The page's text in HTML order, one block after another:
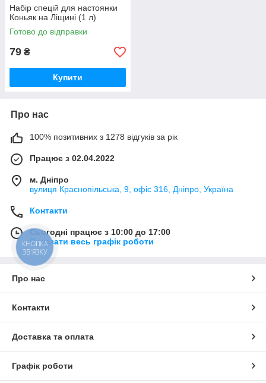
Набір спецій для настоянки
Коньяк на Ліщині (1 л)
Готово до відправки
79 ₴
Купити
Про нас
100% позитивних з 1278 відгуків за рік
Працює з 02.04.2022
м. Дніпро
вулиця Краснопільська, 9, офіс 316, Дніпро, Україна
Контакти
Сьогодні працює з 10:00 до 17:00
Показати весь графік роботи
Про нас
Контакти
Доставка та оплата
Графік роботи
КНОПКА
ЗВ'ЯЗКУ